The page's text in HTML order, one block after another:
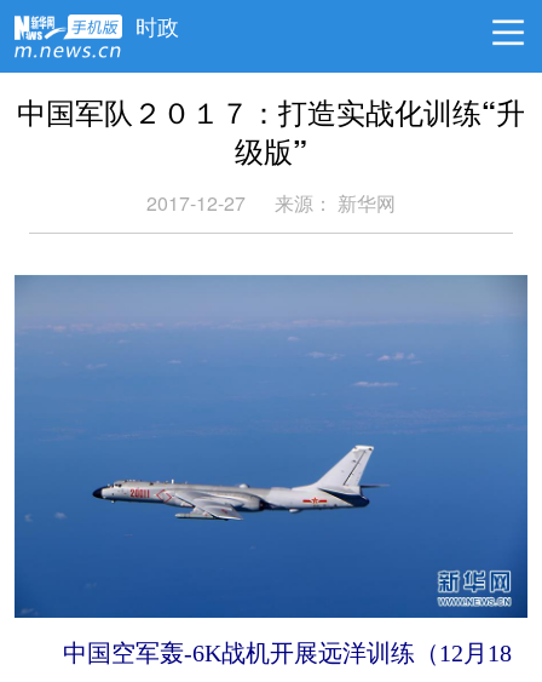
时政
中国军队２０１７：打造实战化训练“升
级版”
2017-12-27 来源： 新华网
中国空军轰-6K战机开展远洋训练（12月18